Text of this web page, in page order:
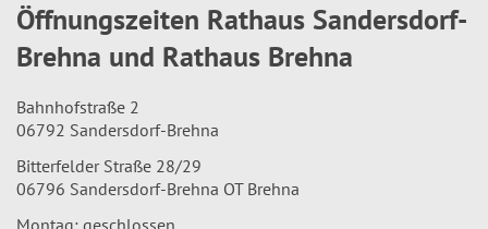
Öffnungszeiten Rathaus Sandersdorf-
Brehna und Rathaus Brehna
Bahnhofstraße 2
06792 Sandersdorf-Brehna
Bitterfelder Straße 28/29
06796 Sandersdorf-Brehna OT Brehna